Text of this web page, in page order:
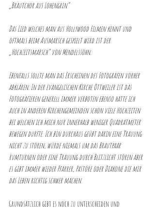
„Brautchor aus Lohengrin“
Das Lied welches man aus Hollywood Filmen kennt und
oftmals beim Ausmarsch gespielt wird ist der
„Hochzeitsmarsch“ von Mendelssohn.
Ebenfalls sollte man das Erscheinen des Fotografen vorher
abklären. In der evangelischen Kirche Ottweiler ist das
Fotografieren generell immer verboten ebenso hatte ich
auch in anderen Kirchengemeinden schon viele Hochzeiten
bei welchen ich mich nur innerhalb weniger Quadratmeter
bewegen durfte. Ich bin durchaus geübt darin eine Trauung
nicht zu stören, würde niemals um das Brautpaar
rumturnen oder eine Trauung durch Blitzlicht stören aber
es gibt immer wieder Pfarrer, Pastöre oder Diakone die mir
das Leben richtig schwer machen.
Grundsätzlich gibt es noch zu unterscheiden und